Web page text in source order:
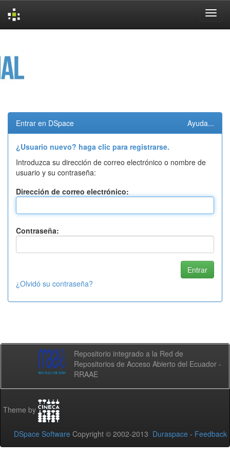
Entrar en DSpace Ayuda...
¿Usuario nuevo? haga clic para registrarse.
Introduzca su dirección de correo electrónico o nombre de
usuario y su contraseña:
Dirección de correo electrónico:
Contraseña:
¿Olvidó su contraseña?
Repositorio integrado a la Red de
Repositorios de Acceso Abierto del Ecuador -
RRAAE
Theme by
DSpace Software Copyright © 2002-2013 Duraspace - Feedback